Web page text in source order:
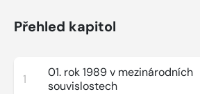
Přehled kapitol
1
01. rok 1989 v mezinárodních
souvislostech